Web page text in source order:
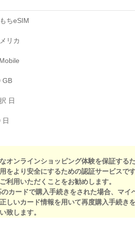
ちeSIM
リカ
GB
日
日
オンラインショッピング体験を保証するた
をより安全にするための認証サービス
利用いただくことをお勧めします。
カードで購入手続きをされた場合、マイ
しいカード情報を用いて再度購入手続
致します。